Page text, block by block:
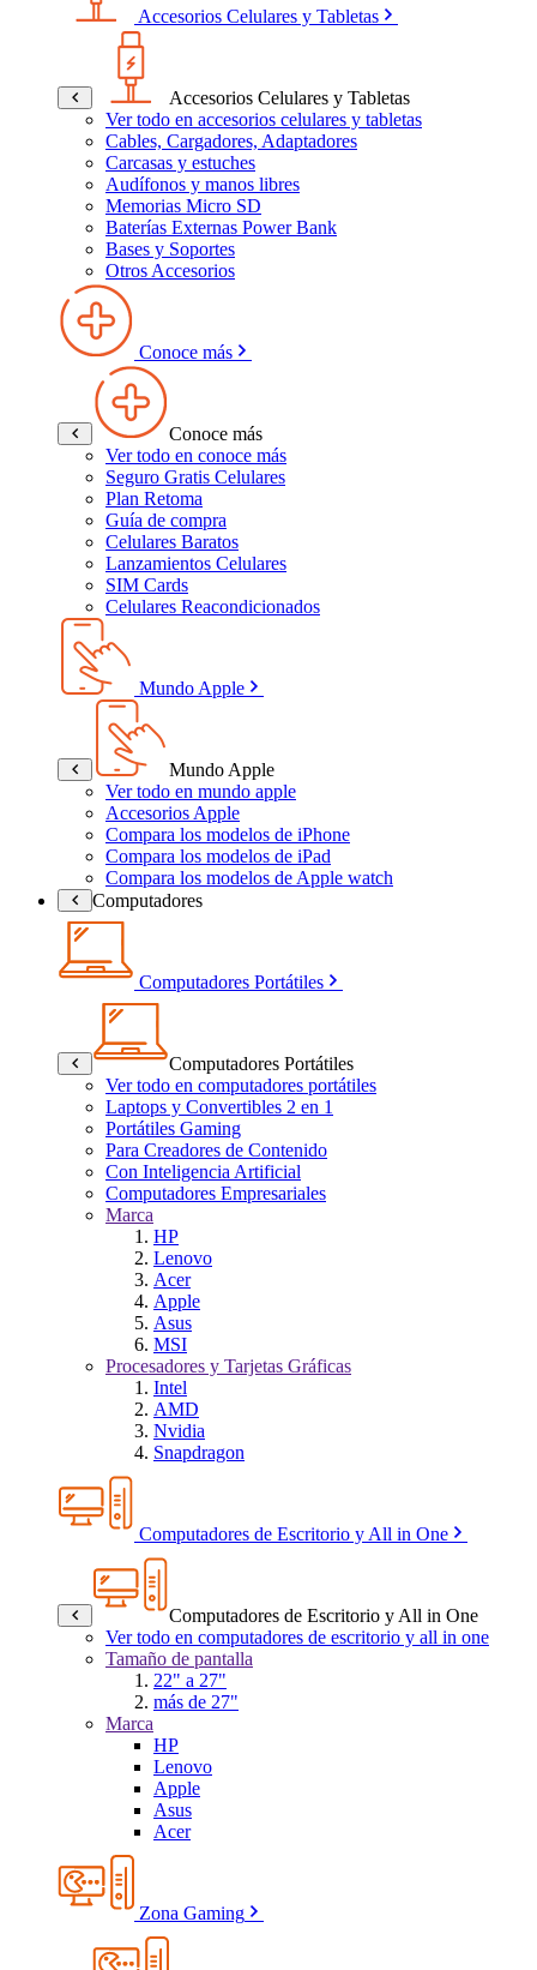
Accesorios Celulares y Tabletas
Accesorios Celulares y Tabletas
Ver todo en accesorios celulares y tabletas
Cables, Cargadores, Adaptadores
Carcasas y estuches
Audífonos y manos libres
Memorias Micro SD
Baterías Externas Power Bank
Bases y Soportes
Otros Accesorios
Conoce más
Conoce más
Ver todo en conoce más
Seguro Gratis Celulares
Plan Retoma
Guía de compra
Celulares Baratos
Lanzamientos Celulares
SIM Cards
Celulares Reacondicionados
Mundo Apple
Mundo Apple
Ver todo en mundo apple
Accesorios Apple
Compara los modelos de iPhone
Compara los modelos de iPad
Compara los modelos de Apple watch
Computadores
Computadores Portátiles
Computadores Portátiles
Ver todo en computadores portátiles
Laptops y Convertibles 2 en 1
Portátiles Gaming
Para Creadores de Contenido
Con Inteligencia Artificial
Computadores Empresariales
Marca
HP
Lenovo
Acer
Apple
Asus
MSI
Procesadores y Tarjetas Gráficas
Intel
AMD
Nvidia
Snapdragon
Computadores de Escritorio y All in One
Computadores de Escritorio y All in One
Ver todo en computadores de escritorio y all in one
Tamaño de pantalla
22" a 27"
más de 27"
Marca
HP
Lenovo
Apple
Asus
Acer
Zona Gaming